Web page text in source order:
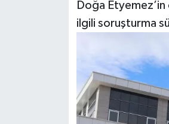
Doğa
ilgili soruşturma